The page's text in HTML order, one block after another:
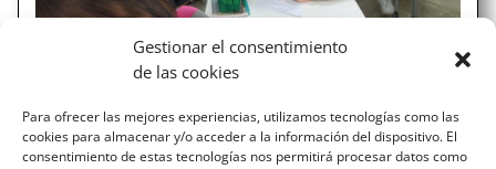
Gestionar el consentimiento
de las cookies
Para ofrecer las mejores experiencias, utilizamos tecnologías como las
cookies para almacenar y/o acceder a la información del dispositivo. El
consentimiento de estas tecnologías nos permitirá procesar datos como
ELEGIMOS REPRESENTANTES PARA
EL CONSEJO ESCOLAR
escolar del centro entre el alumnado. En este organismo
participan diferentes sectores de la comunidad